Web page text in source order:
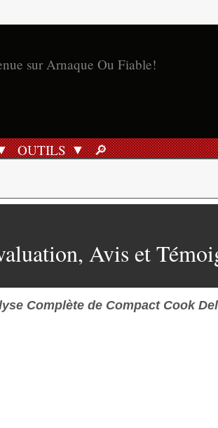
OUTILS RECHERCHER
🔎︎
Avis et
Complète de Compact Cook